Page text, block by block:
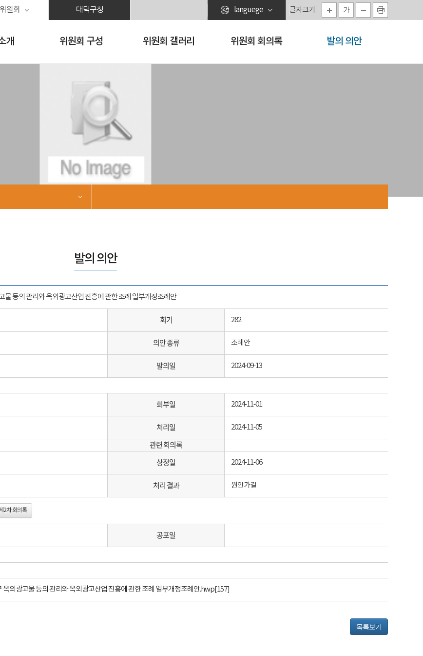
원회 대덕구청 languege 글자크기 가
개 위원회 구성 위원회 갤러리 위원회 회의록 발의 의안
발의 의안
물 등의 관리와 옥외광고산업 진흥에 관한 조례 일부개정조례안
회기 282
의안 종류 조례안
발의일 2024-09-13
회부일 2024-11-01
처리일 2024-11-05
관련 회의록
상정일 2024-11-06
처리 결과 원안가결
2차 회의록
공포일
옥외광고물 등의 관리와 옥외광고산업 진흥에 관한 조례 일부개정조례안.hwp[157]
목록보기